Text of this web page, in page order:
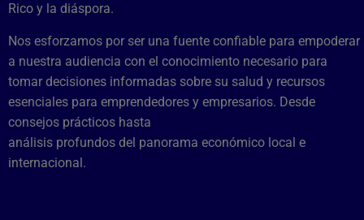
Rico y la diáspora.
Nos esforzamos por ser una fuente confiable para empoderar
a nuestra audiencia con el conocimiento necesario para
tomar decisiones informadas sobre su salud y recursos
esenciales para emprendedores y empresarios. Desde
consejos prácticos hasta
análisis profundos del panorama económico local e
internacional.